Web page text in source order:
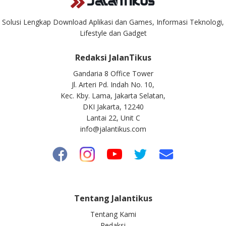
Solusi Lengkap Download Aplikasi dan Games, Informasi Teknologi,
Lifestyle dan Gadget
Redaksi JalanTikus
Gandaria 8 Office Tower
Jl. Arteri Pd. Indah No. 10,
Kec. Kby. Lama, Jakarta Selatan,
DKI Jakarta, 12240
Lantai 22, Unit C
info@jalantikus.com
Tentang Jalantikus
Tentang Kami